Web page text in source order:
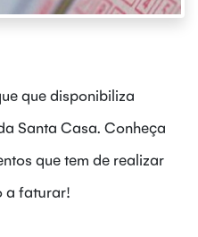
que disponibiliza
Santa Casa. Conheça
que tem de realizar
a faturar!